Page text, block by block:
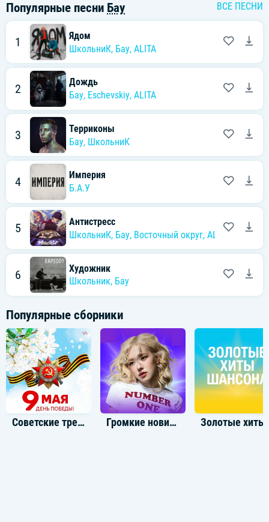
Популярные песни Бау ВСЕ ПЕСНИ
1
Ядом
ШкольниК, Бау, ALITA
2
Дождь
Бау, Eschevskiy, ALITA
3
Терриконы
Бау, ШкольниК
4
Империя
Б.А.У
5
Антистресс
ШкольниК, Бау, Восточный округ, ALITA
6
Художник
Школьник, Бау
Популярные сборники
Советские треки ко Дню Победы Громкие новинки: Декабрь 2024